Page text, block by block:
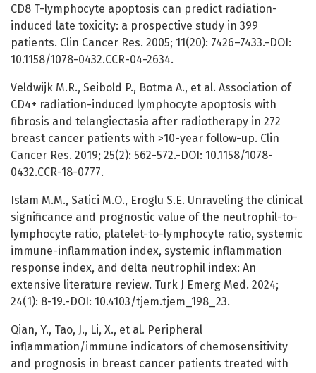
CD8 T-lymphocyte apoptosis can predict radiation-
induced late toxicity: a prospective study in 399
patients. Clin Cancer Res. 2005; 11(20): 7426–7433.-DOI:
10.1158/1078-0432.CCR-04-2634.
Veldwijk M.R., Seibold P., Botma A., et al. Association of
CD4+ radiation-induced lymphocyte apoptosis with
fibrosis and telangiectasia after radiotherapy in 272
breast cancer patients with >10-year follow-up. Clin
Cancer Res. 2019; 25(2): 562-572.-DOI: 10.1158/1078-
0432.CCR-18-0777.
Islam M.M., Satici M.O., Eroglu S.E. Unraveling the clinical
significance and prognostic value of the neutrophil-to-
lymphocyte ratio, platelet-to-lymphocyte ratio, systemic
immune-inflammation index, systemic inflammation
response index, and delta neutrophil index: An
extensive literature review. Turk J Emerg Med. 2024;
24(1): 8-19.-DOI: 10.4103/tjem.tjem_198_23.
Qian, Y., Tao, J., Li, X., et al. Peripheral
inflammation/immune indicators of chemosensitivity
and prognosis in breast cancer patients treated with